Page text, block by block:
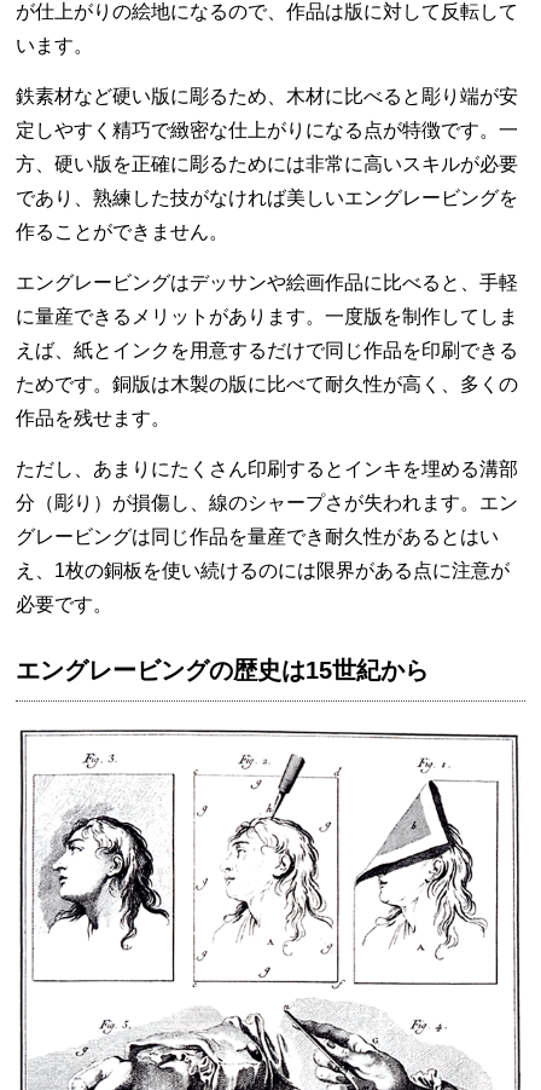
が仕上がりの絵地になるので、作品は版に対して反転して
います。
鉄素材など硬い版に彫るため、木材に比べると彫り端が安
定しやすく精巧で緻密な仕上がりになる点が特徴です。一
方、硬い版を正確に彫るためには非常に高いスキルが必要
であり、熟練した技がなければ美しいエングレービングを
作ることができません。
エングレービングはデッサンや絵画作品に比べると、手軽
に量産できるメリットがあります。一度版を制作してしま
えば、紙とインクを用意するだけで同じ作品を印刷できる
ためです。銅版は木製の版に比べて耐久性が高く、多くの
作品を残せます。
ただし、あまりにたくさん印刷するとインキを埋める溝部
分（彫り）が損傷し、線のシャープさが失われます。エン
グレービングは同じ作品を量産でき耐久性があるとはい
え、1枚の銅板を使い続けるのには限界がある点に注意が
必要です。
エングレービングの歴史は15世紀から